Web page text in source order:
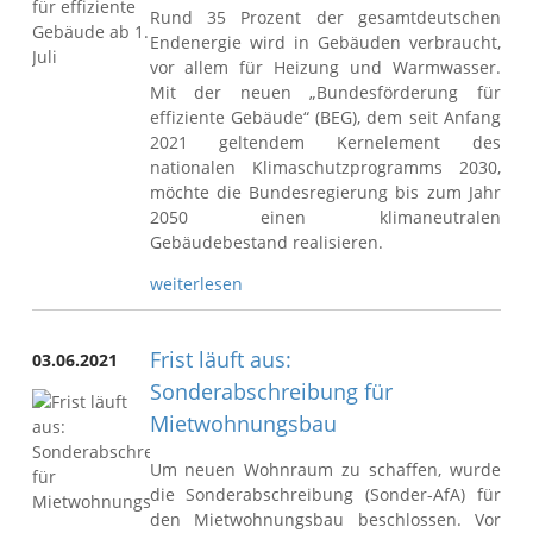
Rund 35 Prozent der gesamtdeutschen
Endenergie wird in Gebäuden verbraucht,
vor allem für Heizung und Warmwasser.
Mit der neuen „Bundesförderung für
effiziente Gebäude“ (BEG), dem seit Anfang
2021 geltendem Kernelement des
nationalen Klimaschutzprogramms 2030,
möchte die Bundesregierung bis zum Jahr
2050 einen klimaneutralen
Gebäudebestand realisieren.
weiterlesen
03.06.2021
Frist läuft aus:
Sonderabschreibung für
Mietwohnungsbau
Um neuen Wohnraum zu schaffen, wurde
die Sonderabschreibung (Sonder-AfA) für
den Mietwohnungsbau beschlossen. Vor